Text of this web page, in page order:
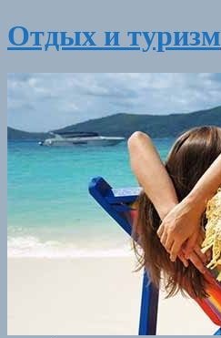
Отдых и туризм